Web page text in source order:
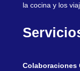
la cocina y los
Colaboraciones